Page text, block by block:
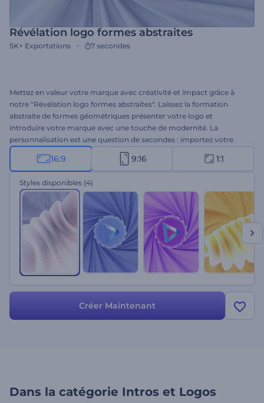
Révélation logo formes abstraites
5K+ Exportations 7 secondes
Mettez en valeur votre marque avec créativité et impact grâce à
notre "Révélation logo formes abstraites". Laissez la formation
abstraite de formes géométriques présenter votre logo et
introduire votre marque avec une touche de modernité. La
personnalisation est une question de secondes : importez votre
logo, tapez votre slogan, choisissez une musique de fond dans
notre bibliothèque musicale ou téléchargez la vôtre. Parfait pour les
marques modernes, créatives ou axées sur la technologie qui
souhaitent mettre en avant leur identité unique. Commencez à
créer dès maintenant !
16:9 9:16 1:1
Styles disponibles (4)
Créer Maintenant
Dans la catégorie Intros et Logos